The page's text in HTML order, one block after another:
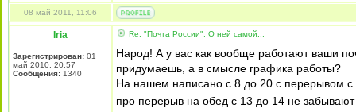
08 май 2011, 11:06
Iria
Зарегистрирован: 01
май 2010, 20:57
Сообщения: 1340
Re: "Почта России". О ней самой...
Народ! А у вас как вообще работают ваши
придумаешь, а в смысле графика работы?
На нашем написано с 8 до 20 с перерывом
про перерыв на обед с 13 до 14 не